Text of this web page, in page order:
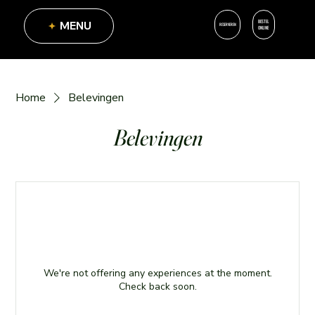
RESERVEREN
BESTEL
ONLINE
MENU
Home Belevingen
Belevingen
We're not offering any experiences at the moment.
Check back soon.